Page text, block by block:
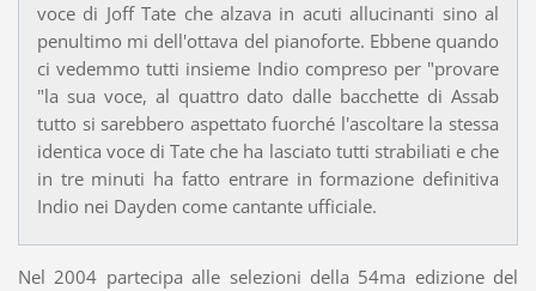
voce di Joff Tate che alzava in acuti allucinanti sino al
penultimo mi dell'ottava del pianoforte. Ebbene quando
ci vedemmo tutti insieme Indio compreso per "provare
"la sua voce, al quattro dato dalle bacchette di Assab
tutto si sarebbero aspettato fuorché l'ascoltare la stessa
identica voce di Tate che ha lasciato tutti strabiliati e che
in tre minuti ha fatto entrare in formazione definitiva
Indio nei Dayden come cantante ufficiale.
Nel 2004 partecipa alle selezioni della 54ma edizione del